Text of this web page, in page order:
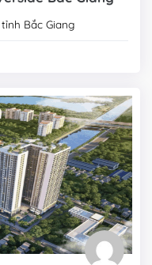
Bắc Giang